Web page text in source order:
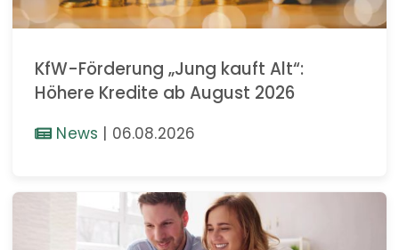
KfW-Förderung „Jung kauft Alt“:
Höhere Kredite ab August 2026
News | 06.08.2026